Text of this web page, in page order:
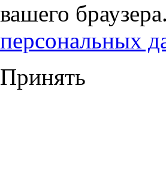
вашего
персональных
Принять